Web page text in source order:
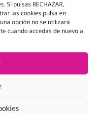
Si pulsas RECHAZAR,
las cookies pulsa en
opción no se utilizará
cuando accedas de nuevo a